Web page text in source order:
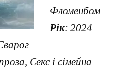
Фломенбом
Рік: 2024
Секс і сімейна